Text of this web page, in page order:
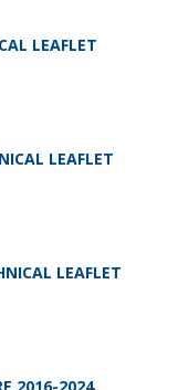
LEAFLET
LEAFLET
LEAFLET